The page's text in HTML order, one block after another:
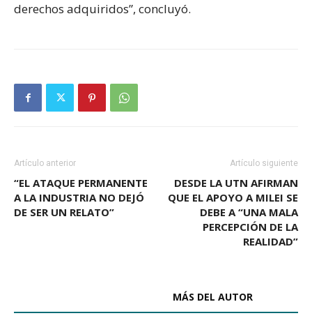
derechos adquiridos”, concluyó.
Artículo anterior
“EL ATAQUE PERMANENTE
A LA INDUSTRIA NO DEJÓ
DE SER UN RELATO”
Artículo siguiente
DESDE LA UTN AFIRMAN
QUE EL APOYO A MILEI SE
DEBE A “UNA MALA
PERCEPCIÓN DE LA
REALIDAD”
MÁS DEL AUTOR